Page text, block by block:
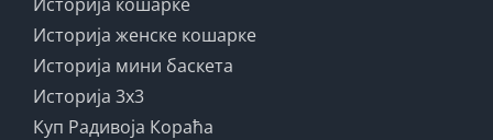
Историја женске кошарке
Историја мини баскета
Историја 3x3
Куп Радивоја Кораћа